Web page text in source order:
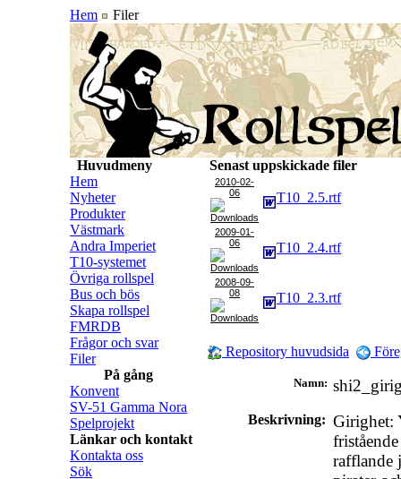
Hem Filer
Huvudmeny
Hem
Nyheter
Produkter
Västmark
Andra Imperiet
T10-systemet
Övriga rollspel
Bus och bös
Skapa rollspel
FMRDB
Frågor och svar
Filer
På gång
Konvent
SV-51 Gamma Nora
Spelprojekt
Länkar och kontakt
Kontakta oss
Sök
Senast uppskickade filer
2010-02-
06
T10_2.5.rtf
2009-01-
06
T10_2.4.rtf
2008-09-
08
T10_2.3.rtf
Repository huvudsida
Namn:
Beskrivning: Girighet:
rafflande